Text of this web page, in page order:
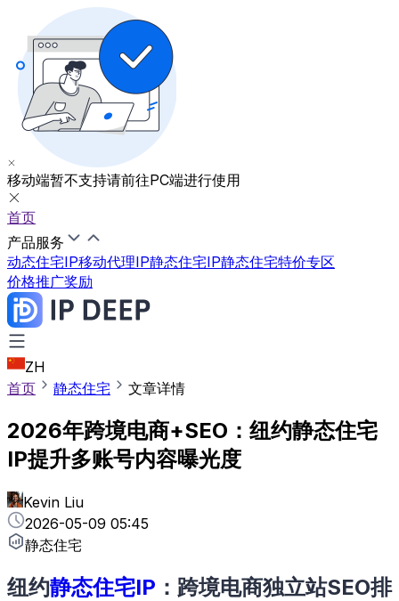
移动端暂不支持请前往PC端进行使用
首页
产品服务
动态住宅IP移动代理IP静态住宅IP静态住宅特价专区
价格推广奖励
ZH
首页
静态住宅 文章详情
2026年跨境电商+SEO：纽约静态住宅
IP提升多账号内容曝光度
Kevin Liu
2026-05-09 05:45
静态住宅
纽约静态住宅IP ：跨境电商独立站SEO排